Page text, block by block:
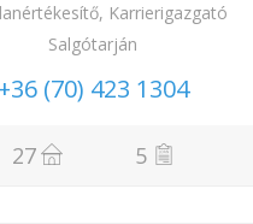
Karrierigazgató
Salgótarján
+36 (70) 423 1304
27 5